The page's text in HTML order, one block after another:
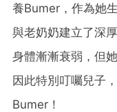
養Bumer，作為她
與老奶奶建立了深
身體漸漸衰弱，但
因此特別叮囑兒子
Bumer！